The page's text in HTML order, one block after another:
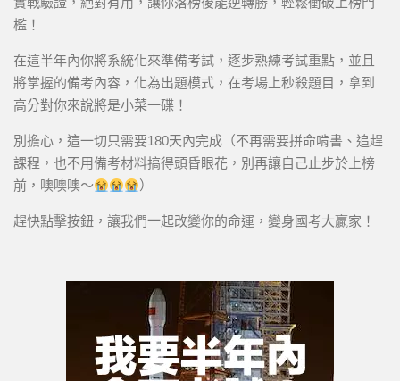
檻！
在這半年內你將系統化來準備考試，逐步熟練考試重點，並且
將掌握的備考內容，化為出題模式，在考場上秒殺題目，拿到
高分對你來說將是小菜一碟！
別擔心，這一切只需要180天內完成（不再需要拼命啃書、追趕
課程，也不用備考材料搞得頭昏眼花，別再讓自己止步於上榜
前，噢噢噢～
）
趕快點擊按鈕，讓我們一起改變你的命運，變身國考大贏家！